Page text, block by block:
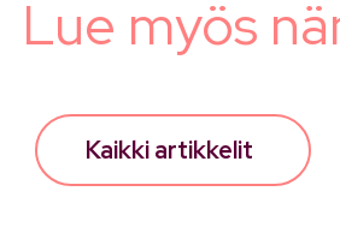
Lue myös
Kaikki artikkelit